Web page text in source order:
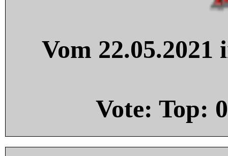
Vom
Vote: Top: 0